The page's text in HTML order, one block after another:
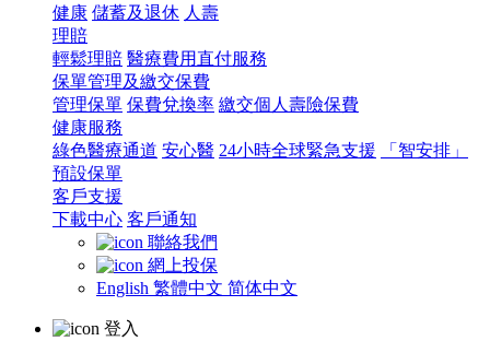
健康 儲蓄及退休 人壽
理賠
輕鬆理賠 醫療費用直付服務
保單管理及繳交保費
管理保單 保費兌換率 繳交個人壽險保費
健康服務
綠色醫療通道 安心醫 24小時全球緊急支援
「智安排」
預設保單
客戶支援
下載中心 客戶通知
聯絡我們
網上投保
English 繁體中文 简体中文
登入